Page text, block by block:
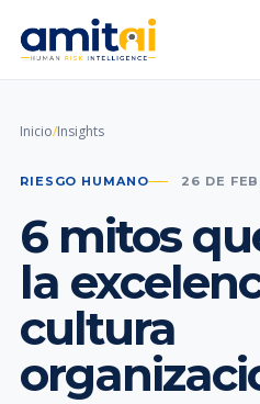
Inicio/Insights
RIESGO HUMANO 26 DE
6 mitos
la
cultura